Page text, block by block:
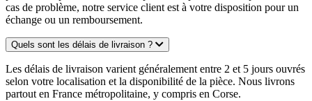
cas de problème, notre service client est à votre disposition pour un
échange ou un remboursement.
Quels sont les délais de livraison ?
Les délais de livraison varient généralement entre 2 et 5 jours ouvrés
selon votre localisation et la disponibilité de la pièce. Nous livrons
partout en France métropolitaine, y compris en Corse.